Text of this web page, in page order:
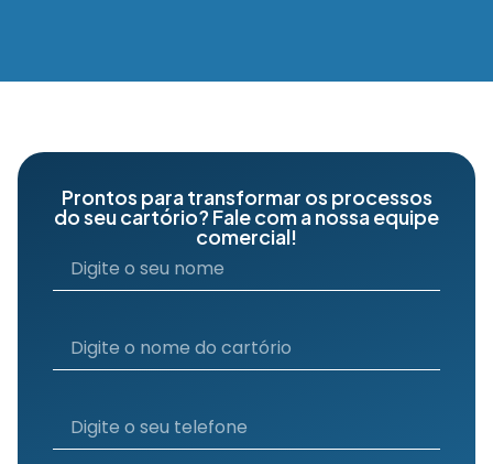
Prontos para transformar os processos
do seu cartório? Fale com a nossa equipe
comercial!